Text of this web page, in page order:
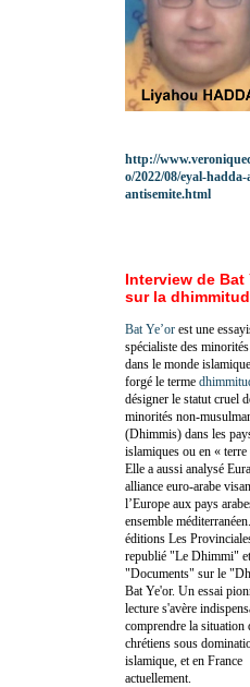
http://
o/2022/08/eyal-hadda-
antisemite.html
Interview de Bat
sur la
Bat Ye’or est une
spécialiste des
dans le monde
forgé le terme
désigner le statut cruel
minorités non-
(Dhimmis) dans les
islamiques ou en « terre
Elle a aussi analysé
alliance euro-arabe
l’Europe aux pays
ensemble
éditions Les
republié "Le Dhimmi"
"Documents" sur le
Bat Ye'or. Un essai
lecture s'avère
comprendre la situation
chrétiens sous
islamique, et en France
actuellement.